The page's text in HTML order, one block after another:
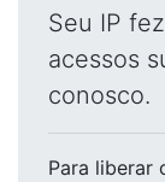
Seu IP
acessos
conosco.
Para liberar